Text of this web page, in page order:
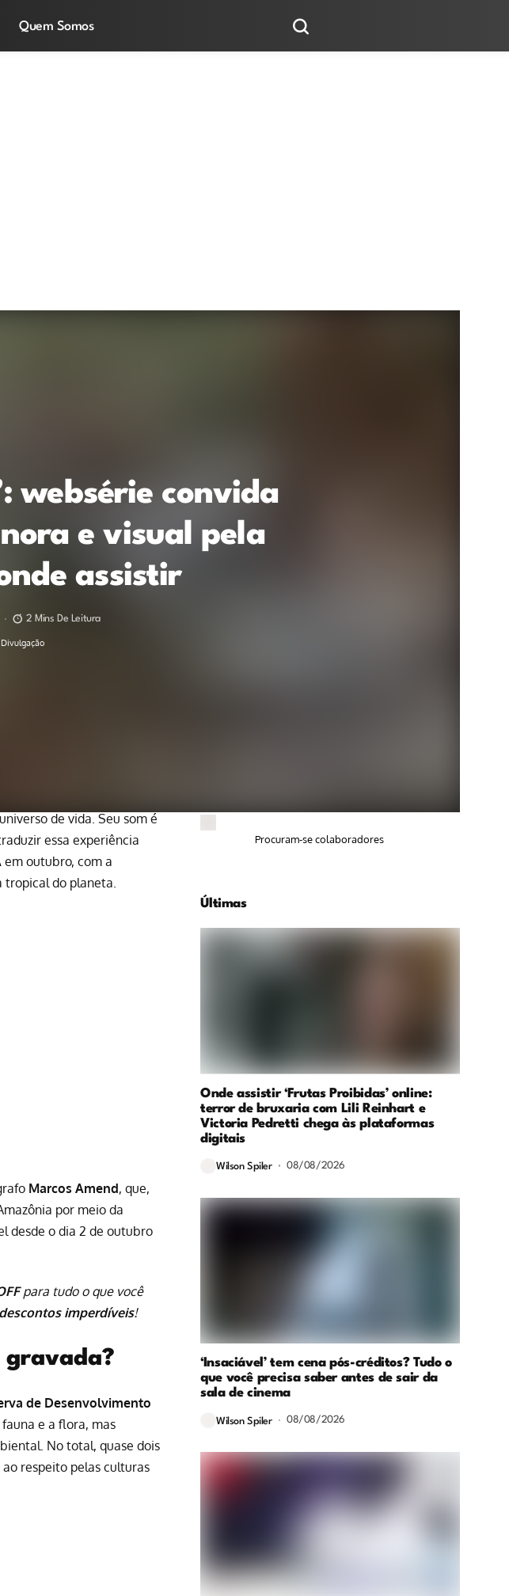
Quem Somos
websérie convida
e visual pela
assistir
2 Mins De Leitura
de vida. Seu som é
essa experiência
em outubro, com a
tropical do planeta.
Marcos Amend, que,
por meio da
desde o dia 2 de outubro
para tudo o que você
descontos imperdíveis!
gravada?
de Desenvolvimento
e a flora, mas
No total, quase dois
respeito pelas culturas
Procuram-se colaboradores
Últimas
Onde assistir ‘Frutas Proibidas’ online:
terror de bruxaria com Lili Reinhart e
Victoria Pedretti chega às plataformas
digitais
Wilson Spiler 08/08/2026
‘Insaciável’ tem cena pós-créditos? Tudo o
que você precisa saber antes de sair da
sala de cinema
Wilson Spiler 08/08/2026